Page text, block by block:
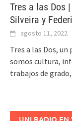
Tres a las Dos
Silveira y
agosto 11, 2022
Tres a las Dos,
somos cultura,
trabajos de
UNI RADIO EN